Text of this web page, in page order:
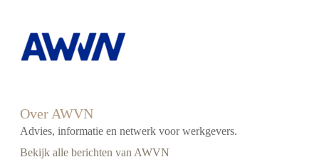
Over AWVN
Advies, informatie en netwerk voor werkgevers.
Bekijk alle berichten van AWVN